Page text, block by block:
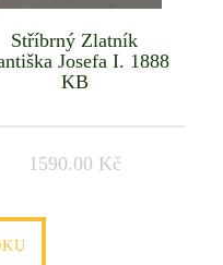
Stříbrný Zlatník
Josefa I. 1888
KB
1590.00 Kč